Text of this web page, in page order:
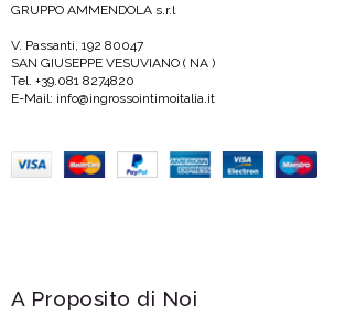
GRUPPO AMMENDOLA s.r.l
V. Passanti, 192 80047
SAN GIUSEPPE VESUVIANO ( NA )
Tel. +39.081 8274820
E-Mail: info@ingrossointimoitalia.it
A Proposito di Noi